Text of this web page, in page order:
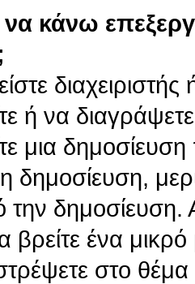
κάνω
ή να
μια
δημοσίευση,
δημοσίευση.
βρείτε ένα
στο